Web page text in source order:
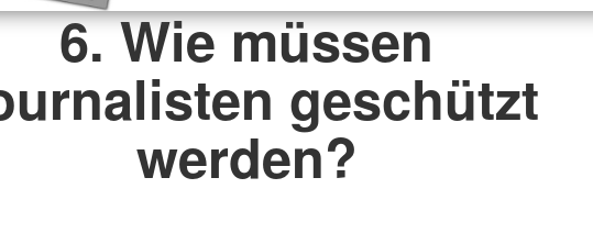
6. Wie müssen
geschützt
werden?